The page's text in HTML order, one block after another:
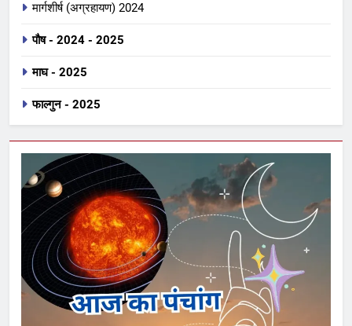
मार्गशीर्ष (अग्रहायण) 2024
पौष - 2024 - 2025
माघ - 2025
फाल्गुन - 2025